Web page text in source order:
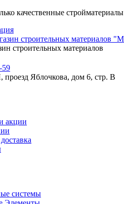
качественные стройматериалы
строительных материалов
59
проезд Яблочкова, дом 6, стр. В
акции
системы